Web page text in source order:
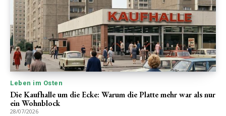
Leben im Osten
Die Kaufhalle um die Ecke: Warum die Platte mehr war als nur
ein Wohnblock
28/07/2026